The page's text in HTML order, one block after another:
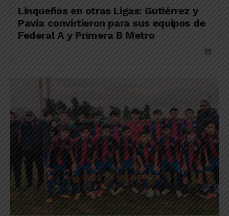
Linqueños en otras Ligas: Gutiérrez y
Pavía convirtieron para sus equipos de
Federal A y Primera B Metro